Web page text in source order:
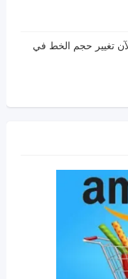
تغيير حجم الخط في